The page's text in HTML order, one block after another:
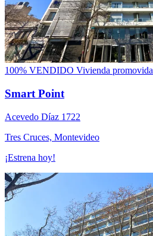
100% VENDIDO Vivienda promovida
Smart Point
Acevedo Díaz 1722
Tres Cruces, Montevideo
¡Estrena hoy!